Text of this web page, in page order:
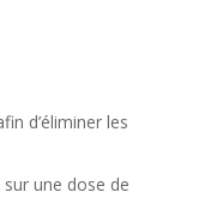
d’éliminer les
sur une dose de